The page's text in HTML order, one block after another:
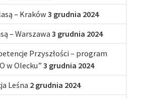
– Kraków 3 grudnia 2024
– Warszawa 3 grudnia 2024
Przyszłości – program
w Olecku” 3 grudnia 2024
Leśna 2 grudnia 2024